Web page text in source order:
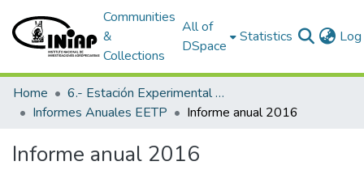
Communities
&
Collections
All of
DSpace
Statistics
Home
6.- Estación Experimental Tropical Pichilingue
Informes Anuales EETP
Informe anual 2016
Informe anual 2016